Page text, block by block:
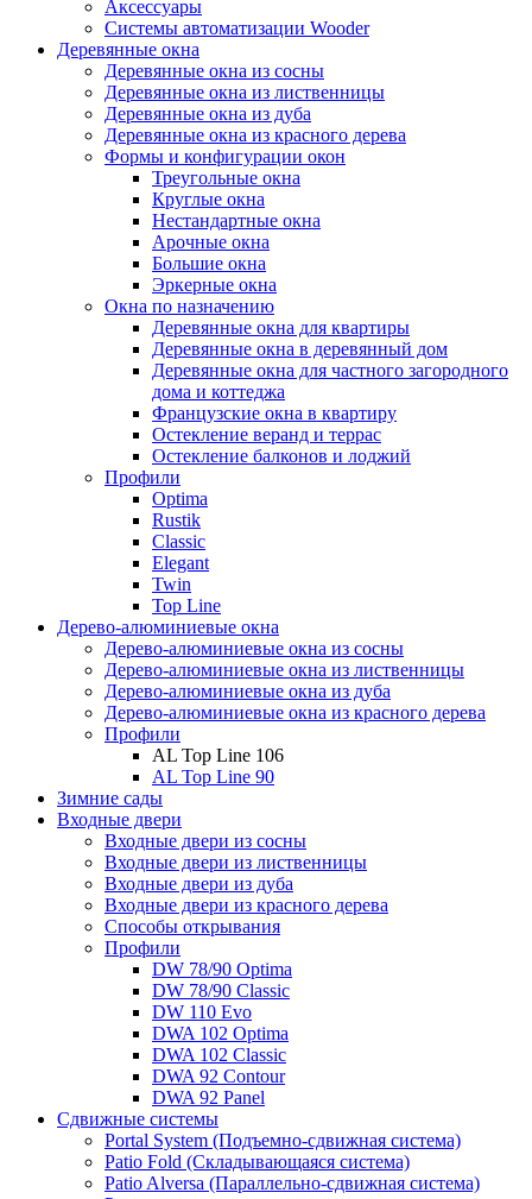
Аксессуары
Системы автоматизации Wooder
Деревянные окна
Деревянные окна из сосны
Деревянные окна из лиственницы
Деревянные окна из дуба
Деревянные окна из красного дерева
Формы и конфигурации окон
Треугольные окна
Круглые окна
Нестандартные окна
Арочные окна
Большие окна
Эркерные окна
Окна по назначению
Деревянные окна для квартиры
Деревянные окна в деревянный дом
Деревянные окна для частного загородного
дома и коттеджа
Французские окна в квартиру
Остекление веранд и террас
Остекление балконов и лоджий
Профили
Optima
Rustik
Classic
Elegant
Twin
Top Line
Дерево-алюминиевые окна
Дерево-алюминиевые окна из сосны
Дерево-алюминиевые окна из лиственницы
Дерево-алюминиевые окна из дуба
Дерево-алюминиевые окна из красного дерева
Профили
AL Top Line 106
AL Top Line 90
Зимние сады
Входные двери
Входные двери из сосны
Входные двери из лиственницы
Входные двери из дуба
Входные двери из красного дерева
Способы открывания
Профили
DW 78/90 Optima
DW 78/90 Classic
DW 110 Evo
DWA 102 Optima
DWA 102 Classic
DWA 92 Contour
DWA 92 Panel
Сдвижные системы
Portal System (Подъемно-сдвижная система)
Patio Fold (Складывающаяся система)
Patio Alversa (Параллельно-сдвижная система)